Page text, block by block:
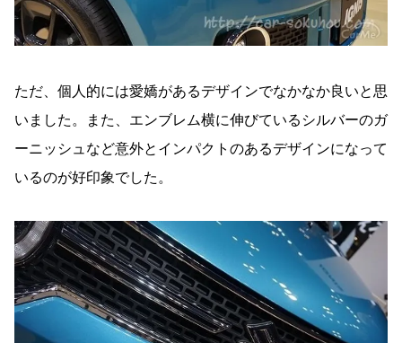
ただ、個人的には愛嬌があるデザインでなかなか良いと思
いました。また、エンブレム横に伸びているシルバーのガ
ーニッシュなど意外とインパクトのあるデザインになって
いるのが好印象でした。